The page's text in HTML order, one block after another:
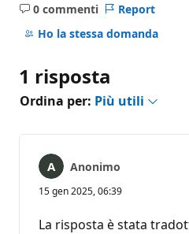
0 commenti
Nessun
commento
Report
Ho la stessa domanda
1 risposta
Ordina per: Più utili
Anonimo
15 gen 2025, 06:39
La risposta è stata